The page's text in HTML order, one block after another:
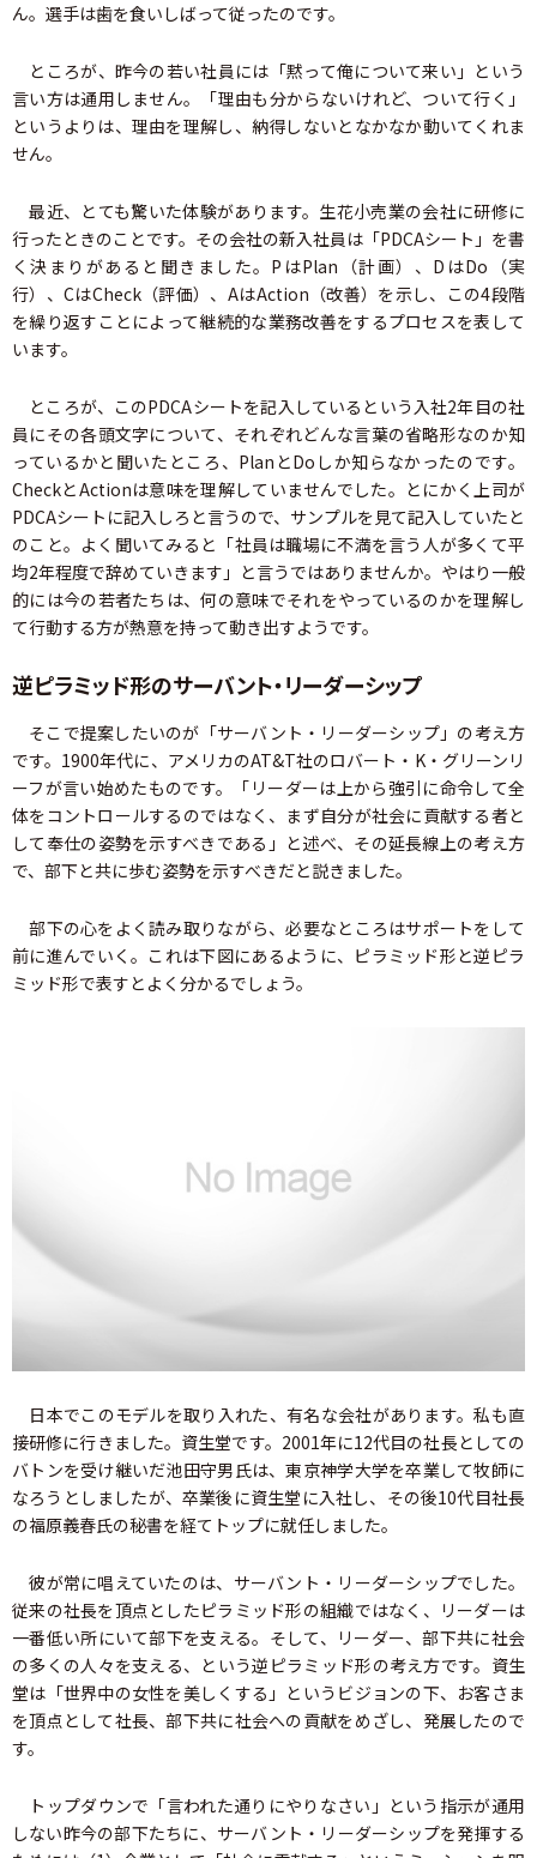
ん。選手は歯を食いしばって従ったのです。
ところが、昨今の若い社員には「黙って俺について来い」という
言い方は通用しません。「理由も分からないけれど、ついて行く」
というよりは、理由を理解し、納得しないとなかなか動いてくれま
せん。
最近、とても驚いた体験があります。生花小売業の会社に研修に
行ったときのことです。その会社の新入社員は「PDCAシート」を書
く決まりがあると聞きました。PはPlan（計画）、DはDo（実
行）、CはCheck（評価）、AはAction（改善）を示し、この4段階
を繰り返すことによって継続的な業務改善をするプロセスを表して
います。
ところが、このPDCAシートを記入しているという入社2年目の社
員にその各頭文字について、それぞれどんな言葉の省略形なのか知
っているかと聞いたところ、PlanとDoしか知らなかったのです。
CheckとActionは意味を理解していませんでした。とにかく上司が
PDCAシートに記入しろと言うので、サンプルを見て記入していたと
のこと。よく聞いてみると「社員は職場に不満を言う人が多くて平
均2年程度で辞めていきます」と言うではありませんか。やはり一般
的には今の若者たちは、何の意味でそれをやっているのかを理解し
て行動する方が熱意を持って動き出すようです。
逆ピラミッド形のサーバント・リーダーシップ
そこで提案したいのが「サーバント・リーダーシップ」の考え方
です。1900年代に、アメリカのAT&T社のロバート・K・グリーンリ
ーフが言い始めたものです。「リーダーは上から強引に命令して全
体をコントロールするのではなく、まず自分が社会に貢献する者と
して奉仕の姿勢を示すべきである」と述べ、その延長線上の考え方
で、部下と共に歩む姿勢を示すべきだと説きました。
部下の心をよく読み取りながら、必要なところはサポートをして
前に進んでいく。これは下図にあるように、ピラミッド形と逆ピラ
ミッド形で表すとよく分かるでしょう。
日本でこのモデルを取り入れた、有名な会社があります。私も直
接研修に行きました。資生堂です。2001年に12代目の社長としての
バトンを受け継いだ池田守男氏は、東京神学大学を卒業して牧師に
なろうとしましたが、卒業後に資生堂に入社し、その後10代目社長
の福原義春氏の秘書を経てトップに就任しました。
彼が常に唱えていたのは、サーバント・リーダーシップでした。
従来の社長を頂点としたピラミッド形の組織ではなく、リーダーは
一番低い所にいて部下を支える。そして、リーダー、部下共に社会
の多くの人々を支える、という逆ピラミッド形の考え方です。資生
堂は「世界中の女性を美しくする」というビジョンの下、お客さま
を頂点として社長、部下共に社会への貢献をめざし、発展したので
す。
トップダウンで「言われた通りにやりなさい」という指示が通用
しない昨今の部下たちに、サーバント・リーダーシップを発揮する